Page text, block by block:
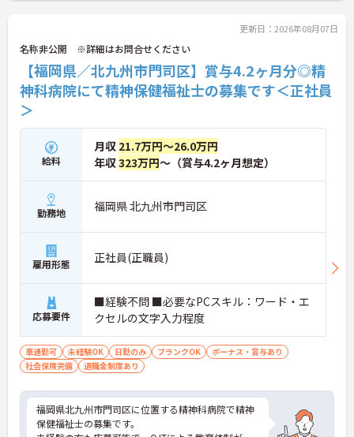
更新日：2026年08月07日
名称非公開 ※詳細はお問合せください
【福岡県／北九州市門司区】賞与4.2ヶ月分◎精
神科病院にて精神保健福祉士の募集です＜正社員
＞
給料
月収 21.7万円～26.0万円
年収323万円～（賞与4.2ヶ月想定）
勤務地 福岡県 北九州市門司区
雇用形態 正社員(正職員)
応募要件
■経験不問 ■必要なPCスキル：ワード・エ
クセルの文字入力程度
車通勤可 未経験OK 日勤のみ ブランクOK
ボーナス・賞与あり
社会保険完備
退職金制度あり
福岡県北九州市門司区に位置する精神科病院で精神
保健福祉士の募集です。